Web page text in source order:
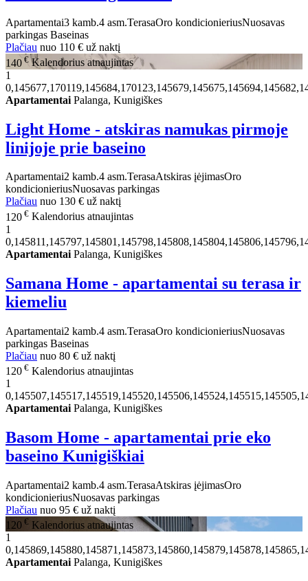
Apartamentai3 kamb.4 asm.TerasaOro kondicionieriusNuosavas
parkingas Baseinas
Plačiau nuo 110 € už naktį
140 € Kalendorius atnaujintas
1
Apartamentai Palanga, Kunigiškes
Light Home - atskiras namukas pirmoje
linijoje prie baseino
Apartamentai2 kamb.4 asm.TerasaAtskiras įėjimasOro
kondicionieriusNuosavas parkingas
Plačiau nuo 130 € už naktį
120 € Kalendorius atnaujintas
1
Apartamentai Palanga, Kunigiškes
Samana Home - apartamentai su terasa ir
kiemeliu
Apartamentai2 kamb.4 asm.TerasaOro kondicionieriusNuosavas
parkingas Baseinas
Plačiau nuo 80 € už naktį
120 € Kalendorius atnaujintas
1
Apartamentai Palanga, Kunigiškes
Basom Home - apartamentai prie eko
baseino Kunigiškiai
Apartamentai2 kamb.4 asm.TerasaAtskiras įėjimasOro
kondicionieriusNuosavas parkingas
Plačiau nuo 95 € už naktį
120 € Kalendorius atnaujintas
1
Apartamentai Palanga, Kunigiškes